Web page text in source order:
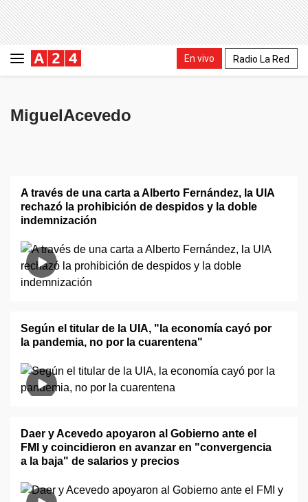
En vivo Radio La Red
MiguelAcevedo
A través de una carta a Alberto Fernández, la UIA
rechazó la prohibición de despidos y la doble
indemnización
Según el titular de la UIA, "la economía cayó por
la pandemia, no por la cuarentena"
Daer y Acevedo apoyaron al Gobierno ante el
FMI y coincidieron en avanzar en "convergencia
a la baja" de salarios y precios